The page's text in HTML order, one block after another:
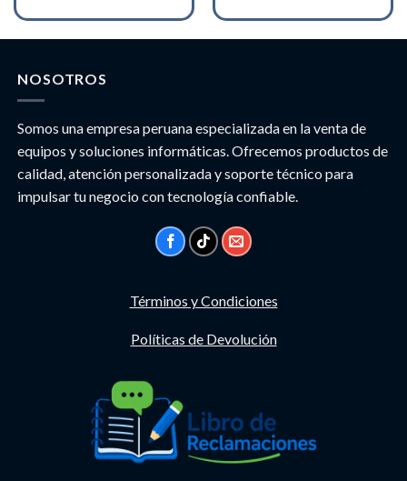
NOSOTROS
Somos una empresa peruana especializada en la venta de
equipos y soluciones informáticas. Ofrecemos productos de
calidad, atención personalizada y soporte técnico para
impulsar tu negocio con tecnología confiable.
Términos y Condiciones
Políticas de Devolución